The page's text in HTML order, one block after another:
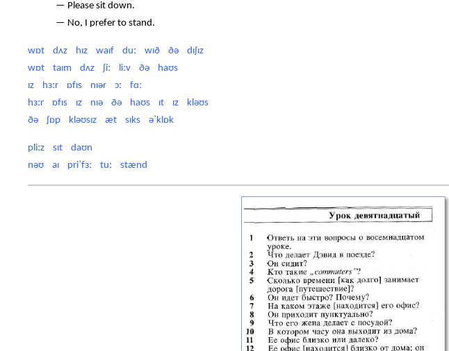
— Please sit down.
— No, I prefer to stand.
wɒt dʌz hɪz waɪf duː wɪð ðə dɪʃɪz
wɒt taɪm dʌz ʃiː liːv ðə haʊs
ɪz hɜːr ɒfɪs nɪər ɔː fɑː
hɜːr ɒfɪs ɪz nɪə ðə haʊs ɪt ɪz kləʊs
ðə ʃɒp kləʊsɪz æt sɪks əˈklɒk
pliːz sɪt daʊn
nəʊ aɪ priˈfɜː tuː stænd